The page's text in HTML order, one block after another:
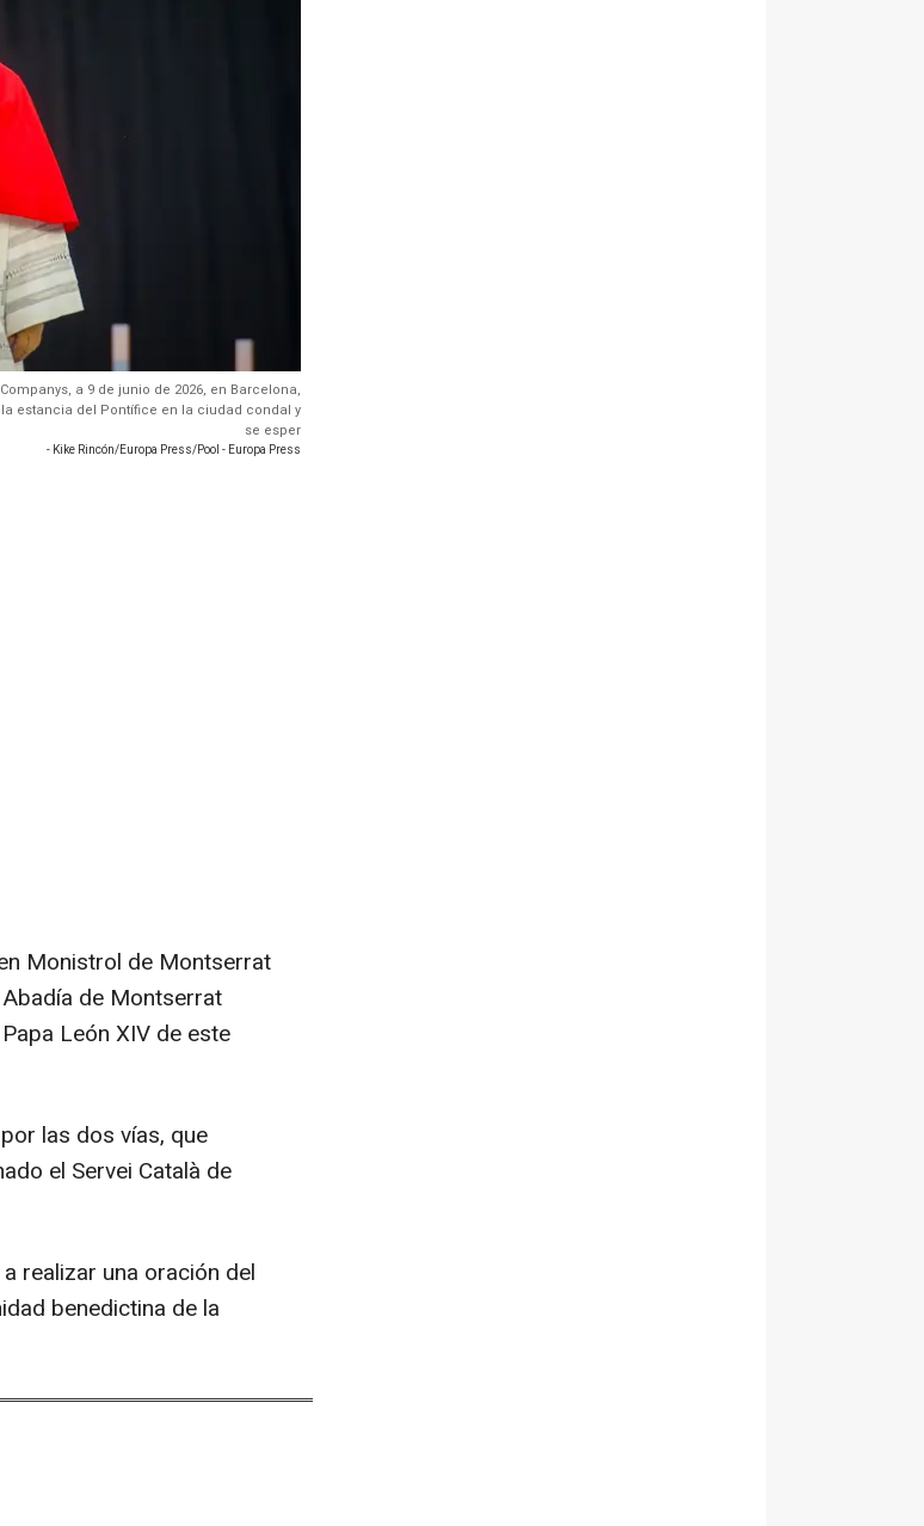
a 9 de junio de 2026, en Barcelona,
estancia del Pontífice en la ciudad condal y
se esper
- Kike Rincón/Europa Press/Pool - Europa Press
Monistrol de Montserrat
de Montserrat
León XIV de este
las dos vías, que
el Servei Català de
realizar una oración del
benedictina de la